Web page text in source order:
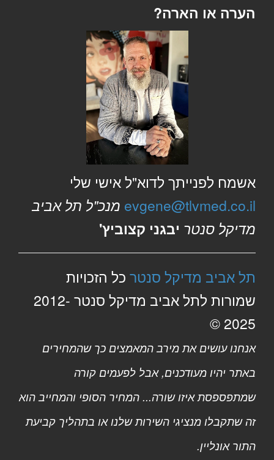
הערה או הארה?
אשמח לפנייתך לדוא"ל אישי שלי
evgene@tlvmed.co.il מנכ"ל תל אביב
מדיקל סנטר יבגני קצוביץ'
תל אביב מדיקל סנטר כל הזכויות
שמורות לתל אביב מדיקל סנטר 2012-
2025 ©
אנחנו עושים את מירב המאמצים כך שהמחירים
באתר יהיו מעודכנים, אבל לפעמים קורה
שמתפספסת איזו שורה... המחיר הסופי והמחייב הוא
זה שתקבלו מנציגי השירות שלנו או בתהליך קביעת
התור אונליין.